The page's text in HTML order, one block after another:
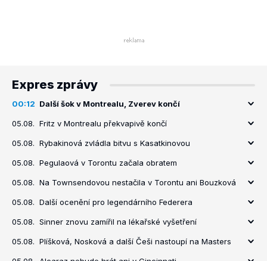
Expres zprávy
00:12 Další šok v Montrealu, Zverev končí
05.08. Fritz v Montrealu překvapivě končí
05.08. Rybakinová zvládla bitvu s Kasatkinovou
05.08. Pegulaová v Torontu začala obratem
05.08. Na Townsendovou nestačila v Torontu ani Bouzková
05.08. Další ocenění pro legendárního Federera
05.08. Sinner znovu zamířil na lékařské vyšetření
05.08. Plíšková, Nosková a další Češi nastoupí na Masters